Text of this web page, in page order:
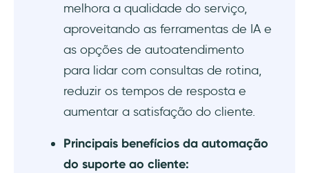
3- Escolha as ferramentas e plataformas de
CSA corretas
4- Integre-os aos seus sistemas existentes
5- Treine sua equipe
contínuo
melhora a qualidade do serviço,
aproveitando as ferramentas de IA e
as opções de autoatendimento
para lidar com consultas de rotina,
reduzir os tempos de resposta e
aumentar a satisfação do cliente.
Principais benefícios da automação
do suporte ao cliente: